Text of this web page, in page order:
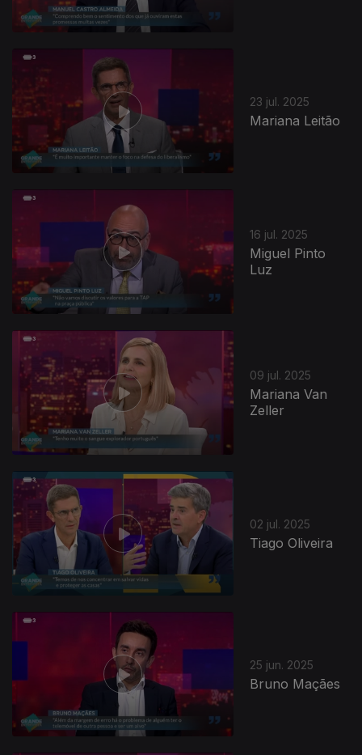
23 jul. 2025
Mariana Leitão
16 jul. 2025
Miguel Pinto
Luz
09 jul. 2025
Mariana Van
Zeller
02 jul. 2025
Tiago Oliveira
25 jun. 2025
Bruno Maçães